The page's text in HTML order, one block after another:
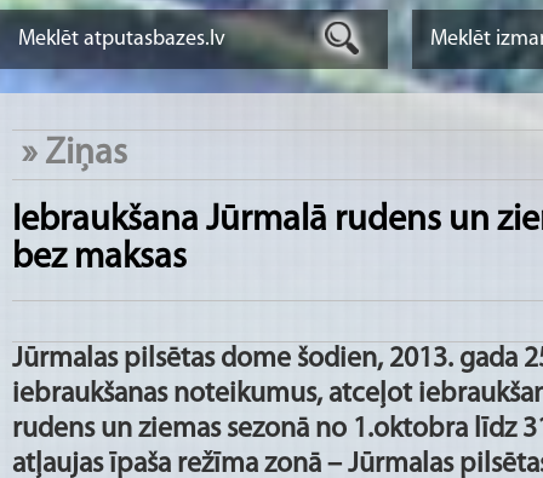
» Ziņas
Iebraukšana Jūrmalā rudens un
bez maksas
Jūrmalas pilsētas dome šodien, 2013. gada
iebraukšanas noteikumus, atceļot
rudens un ziemas sezonā no 1.oktobra līdz
atļaujas īpaša režīma zonā – Jūrmalas